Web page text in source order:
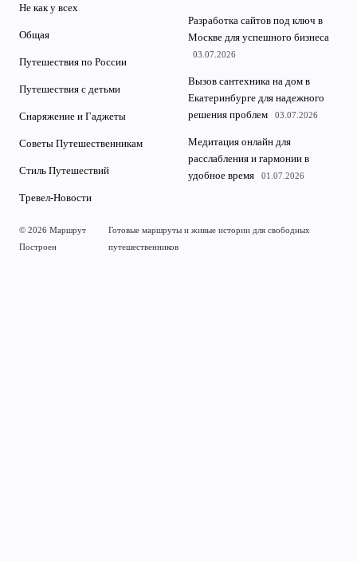
Не как у всех
Общая
Путешествия по России
Путешествия с детьми
Снаряжение и Гаджеты
Советы Путешественникам
Стиль Путешествий
Тревел-Новости
Разработка сайтов под ключ в
Москве для успешного бизнеса
03.07.2026
Вызов сантехника на дом в
Екатеринбурге для надежного
решения проблем
03.07.2026
Медитация онлайн для
расслабления и гармонии в
удобное время
01.07.2026
© 2026 Маршрут
Построен
Готовые маршруты и живые истории для свободных
путешественников